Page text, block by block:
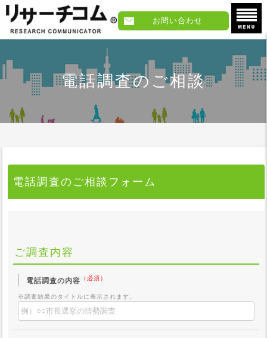
お問い合わせ
電話調査のご相談
電話調査のご相談フォーム
ご調査内容
電話調査の内容 （必須）
※調査結果のタイトルに表示されます。